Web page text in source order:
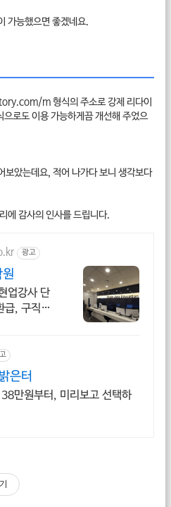
가능했으면 좋겠네요.
m 형식의 주소로 강제 리다이
로도 이용 가능하게끔 개선해 주었으
보았는데요, 적어 나가다 보니 생각보다
에 감사의 인사를 드립니다.
광고
업강사 단
급, 구직자
은터
만원부터, 미리보고 선택하